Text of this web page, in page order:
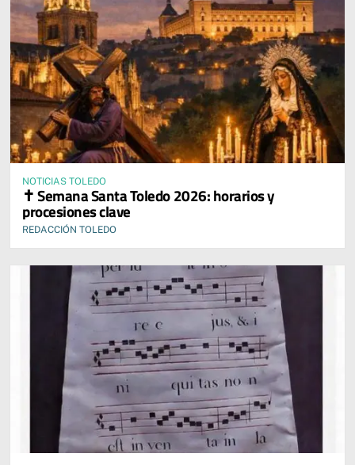
NOTICIAS TOLEDO
✝️ Semana Santa Toledo 2026: horarios y
procesiones clave
REDACCIÓN TOLEDO